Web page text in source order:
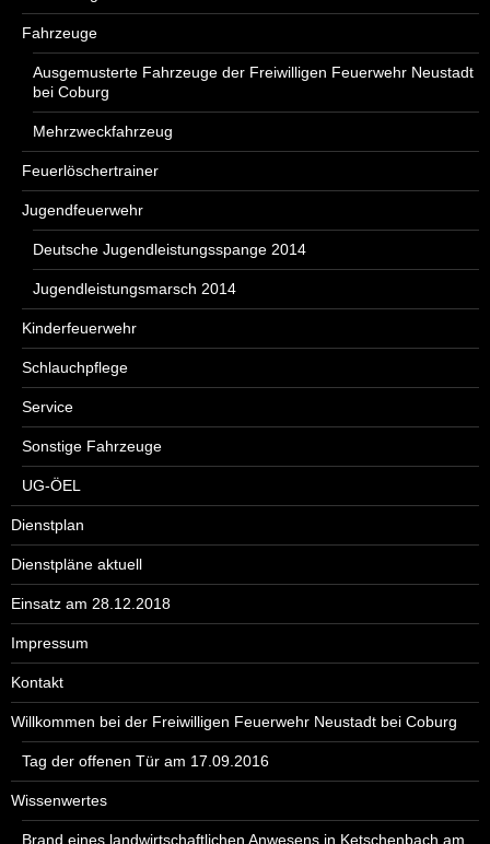
Fahrzeuge
Ausgemusterte Fahrzeuge der Freiwilligen Feuerwehr Neustadt
bei Coburg
Mehrzweckfahrzeug
Feuerlöschertrainer
Jugendfeuerwehr
Deutsche Jugendleistungsspange 2014
Jugendleistungsmarsch 2014
Kinderfeuerwehr
Schlauchpflege
Service
Sonstige Fahrzeuge
UG-ÖEL
Dienstplan
Dienstpläne aktuell
Einsatz am 28.12.2018
Impressum
Kontakt
Willkommen bei der Freiwilligen Feuerwehr Neustadt bei Coburg
Tag der offenen Tür am 17.09.2016
Wissenwertes
Brand eines landwirtschaftlichen Anwesens in Ketschenbach am